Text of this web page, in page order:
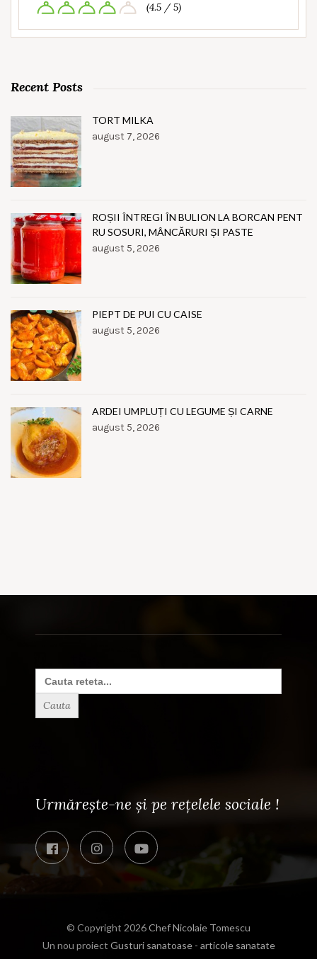
(4.5 / 5)
Recent Posts
TORT MILKA
august 7, 2026
ROȘII ÎNTREGI ÎN BULION LA BORCAN PENT
RU SOSURI, MÂNCĂRURI ȘI PASTE
august 5, 2026
PIEPT DE PUI CU CAISE
august 5, 2026
ARDEI UMPLUȚI CU LEGUME ȘI CARNE
august 5, 2026
Search
for:
Urmărește-ne și pe rețelele sociale !
© Copyright 2026Chef Nicolaie Tomescu
Un nou proiect Gusturi sanatoase - articole sanatate